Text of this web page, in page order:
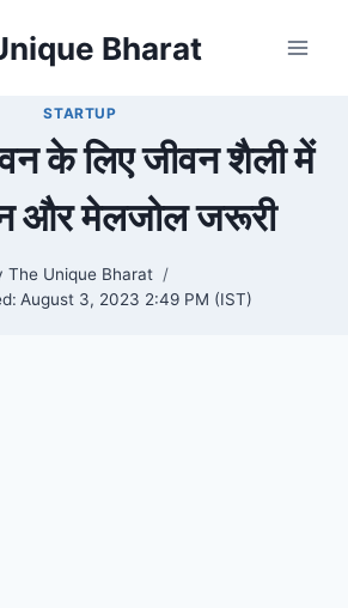
Bharat
STARTUP
के लिए जीवन शैली में
और मेलजोल जरूरी
The Unique Bharat
August 3, 2023 2:49 PM (IST)